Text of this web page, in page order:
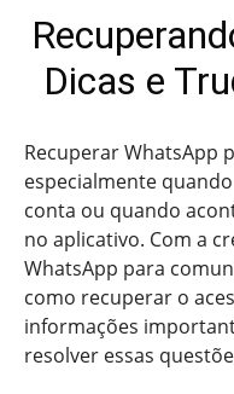
Dicas e
Recuperar WhatsApp
especialmente
conta ou quando
no aplicativo. Com a
WhatsApp para
como recuperar o
informações
resolver essas